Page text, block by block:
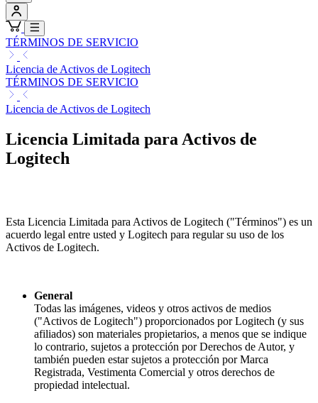
TÉRMINOS DE SERVICIO
Licencia de Activos de Logitech
TÉRMINOS DE SERVICIO
Licencia de Activos de Logitech
Licencia Limitada para Activos de
Logitech
Esta Licencia Limitada para Activos de Logitech ("Términos") es un
acuerdo legal entre usted y Logitech para regular su uso de los
Activos de Logitech.
General
Todas las imágenes, videos y otros activos de medios
("Activos de Logitech") proporcionados por Logitech (y sus
afiliados) son materiales propietarios, a menos que se indique
lo contrario, sujetos a protección por Derechos de Autor, y
también pueden estar sujetos a protección por Marca
Registrada, Vestimenta Comercial y otros derechos de
propiedad intelectual.